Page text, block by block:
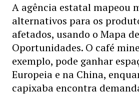
A agência estatal mapeou
alternativos para os
afetados, usando o Mapa de
Oportunidades. O café
exemplo, pode ganhar
Europeia e na China,
capixaba encontra